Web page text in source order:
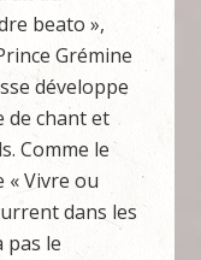
beato »,
Grémine
développe
de chant et
Comme le
Vivre ou
dans les
pas le